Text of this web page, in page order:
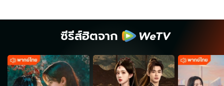
ซีรีส์ฮิตจาก